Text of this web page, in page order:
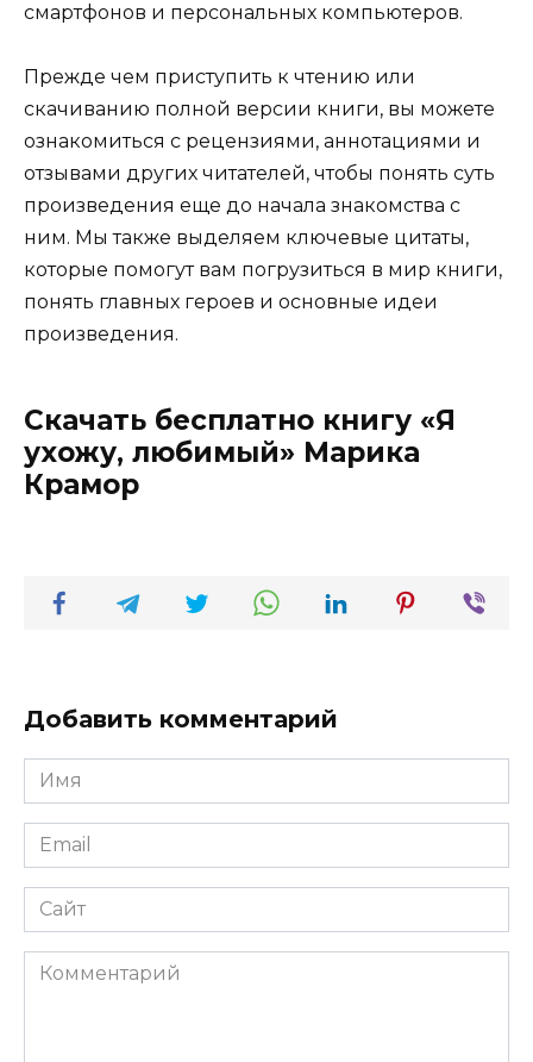
смартфонов и персональных компьютеров.
Прежде чем приступить к чтению или
скачиванию полной версии книги, вы можете
ознакомиться с рецензиями, аннотациями и
отзывами других читателей, чтобы понять суть
произведения еще до начала знакомства с
ним. Мы также выделяем ключевые цитаты,
которые помогут вам погрузиться в мир книги,
понять главных героев и основные идеи
произведения.
Скачать бесплатно книгу «Я
ухожу, любимый» Марика
Крамор
Добавить комментарий
Имя
*
Email
*
Сайт
Комментарий